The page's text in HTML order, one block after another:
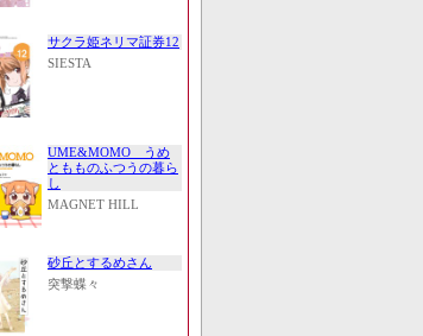
サクラ姫ネリマ証券12
SIESTA
UME&MOMO うめ
ともものふつうの暮ら
し
MAGNET HILL
砂丘とするめさん
突撃蝶々